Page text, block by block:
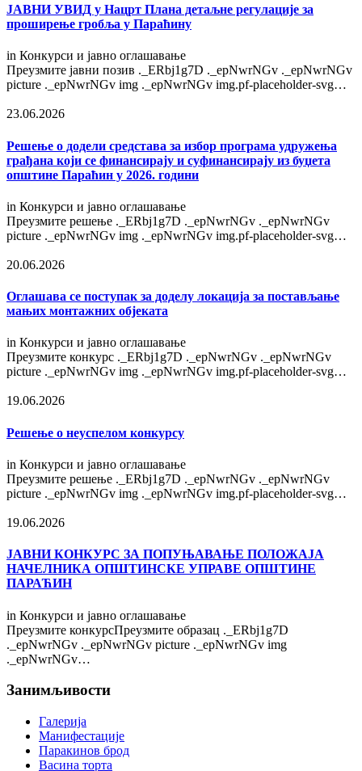
ЈАВНИ УВИД у Нацрт Плана детаљне регулације за
проширење гробља у Параћину
in Конкурси и јавно оглашавање
Преузмите јавни позив ._ERbj1g7D ._epNwrNGv ._epNwrNGv
picture ._epNwrNGv img ._epNwrNGv img.pf-placeholder-svg…
23.06.2026
Решење o додели средстава за избор програма удружења
грађана који се финансирају и суфинансирају из буџета
општине Параћин у 2026. години
in Конкурси и јавно оглашавање
Преузмите решење ._ERbj1g7D ._epNwrNGv ._epNwrNGv
picture ._epNwrNGv img ._epNwrNGv img.pf-placeholder-svg…
20.06.2026
Оглашава се поступак за доделу локација за постављање
мањих монтажних објеката
in Конкурси и јавно оглашавање
Преузмите конкурс ._ERbj1g7D ._epNwrNGv ._epNwrNGv
picture ._epNwrNGv img ._epNwrNGv img.pf-placeholder-svg…
19.06.2026
Решење о неуспелом конкурсу
in Конкурси и јавно оглашавање
Преузмите решење ._ERbj1g7D ._epNwrNGv ._epNwrNGv
picture ._epNwrNGv img ._epNwrNGv img.pf-placeholder-svg…
19.06.2026
ЈАВНИ КОНКУРС ЗА ПОПУЊАВАЊЕ ПОЛОЖАЈА
НАЧЕЛНИКА ОПШТИНСКЕ УПРАВЕ ОПШТИНЕ
ПАРАЋИН
in Конкурси и јавно оглашавање
Преузмите конкурсПреузмите образац ._ERbj1g7D
._epNwrNGv ._epNwrNGv picture ._epNwrNGv img
._epNwrNGv…
Занимљивости
Галерија
Манифестације
Паракинов брод
Васина торта